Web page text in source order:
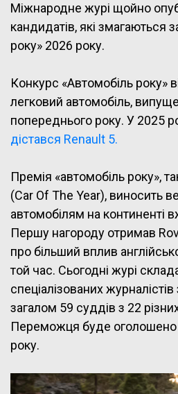
Міжнародне журі щойно
кандидатів, які змагаються
року» 2026 року.
Конкурс «Автомобіль року»
легковий автомобіль,
попереднього року. У 2025
дістався Renault 5.
Премія «автомобіль року»,
(Car Of The Year), виносить
автомобілям на континенті
Першу нагороду отримав
про більший вплив
той час. Сьогодні журі
спеціалізованих журналістів
загалом 59 суддів з 22 різних
Переможця буде оголошено
року.